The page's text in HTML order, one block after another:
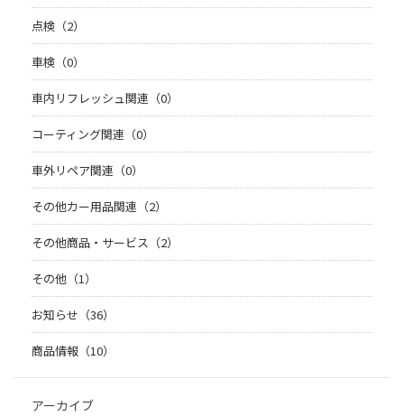
点検（2）
車検（0）
車内リフレッシュ関連（0）
コーティング関連（0）
車外リペア関連（0）
その他カー用品関連（2）
その他商品・サービス（2）
その他（1）
お知らせ（36）
商品情報（10）
アーカイブ